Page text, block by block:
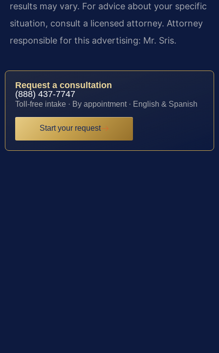
results may vary. For advice about your specific
situation, consult a licensed attorney. Attorney
responsible for this advertising: Mr. Sris.
Request a consultation
(888) 437-7747
Toll-free intake · By appointment · English & Spanish
Start your request